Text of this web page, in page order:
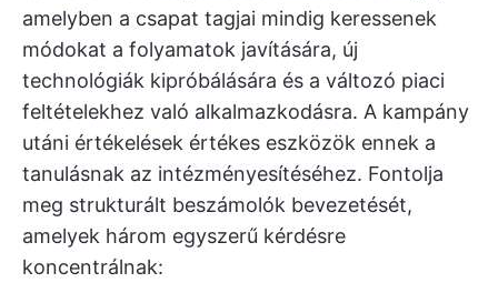
amelyben a csapat tagjai mindig keressenek
módokat a folyamatok javítására, új
technológiák kipróbálására és a változó piaci
feltételekhez való alkalmazkodásra. A kampány
utáni értékelések értékes eszközök ennek a
tanulásnak az intézményesítéséhez. Fontolja
meg strukturált beszámolók bevezetését,
amelyek három egyszerű kérdésre
koncentrálnak: